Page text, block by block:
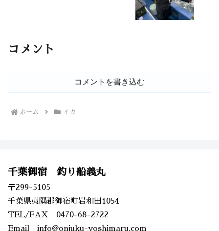
コメント
コメントを書き込む
ホーム イカ
千葉御宿 釣り船義丸
〒299-5105
千葉県夷隅郡御宿町岩和田1054
TEL/FAX 0470-68-2722
Email info@onjuku-yoshimaru.com